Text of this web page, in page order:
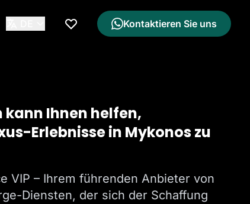
Meine Wunschliste
Kontaktieren Sie uns
kann Ihnen helfen,
Erlebnisse in Mykonos zu
VIP – Ihrem führenden Anbieter von
Diensten, der sich der Schaffung